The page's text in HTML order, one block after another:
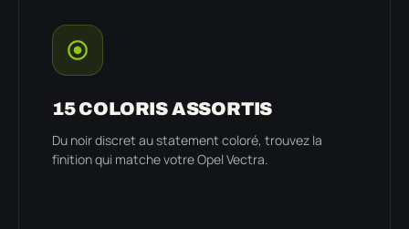
15 COLORIS ASSORTIS
Du noir discret au statement coloré, trouvez la
finition qui matche votre Opel Vectra.